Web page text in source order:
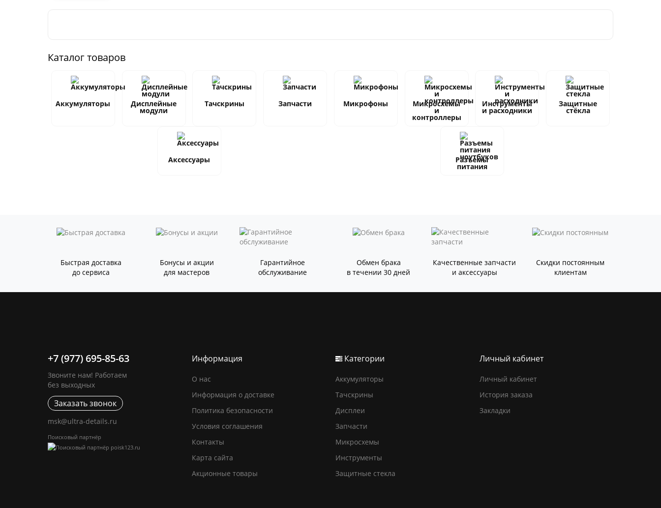
Каталог товаров
Аккумуляторы Дисплейные
модули
Тачскрины Запчасти Микрофоны Микросхемы
и
контроллеры
Инструменты
и расходники
Защитные
стёкла
Аксессуары Разъемы
питания
Быстрая доставка
до сервиса
Бонусы и акции
для мастеров
Гарантийное
обслуживание
Обмен брака
в течении 30 дней
Качественные запчасти
и аксессуары
Скидки постоянным
клиентам
+7 (977) 695-85-63
Звоните нам! Работаем
без выходных
Заказать звонок
msk@ultra-details.ru
Поисковый партнёр
Информация
О нас
Информация о доставке
Политика безопасности
Условия соглашения
Контакты
Карта сайта
Акционные товары
Категории
Аккумуляторы
Тачскрины
Дисплеи
Запчасти
Микросхемы
Инструменты
Защитные стекла
Личный кабинет
Личный кабинет
История заказа
Закладки